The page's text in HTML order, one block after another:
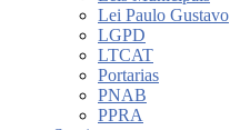
Lei Paulo Gustavo
LGPD
LTCAT
Portarias
PNAB
PPRA